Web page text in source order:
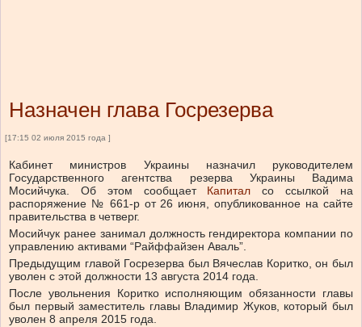
Назначен глава Госрезерва
[17:15 02 июля 2015 года ]
Кабинет министров Украины назначил руководителем
Государственного агентства резерва Украины Вадима
Мосийчука. Об этом сообщает Капитал со ссылкой на
распоряжение № 661-р от 26 июня, опубликованное на сайте
правительства в четверг.
Мосийчук ранее занимал должность гендиректора компании по
управлению активами “Райффайзен Аваль”.
Предыдущим главой Госрезерва был Вячеслав Коритко, он был
уволен с этой должности 13 августа 2014 года.
После увольнения Коритко исполняющим обязанности главы
был первый заместитель главы Владимир Жуков, который был
уволен 8 апреля 2015 года.